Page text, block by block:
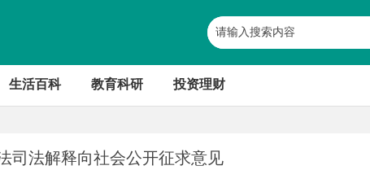
生活百科 教育科研 投资理财
司法解释向社会公开征求意见